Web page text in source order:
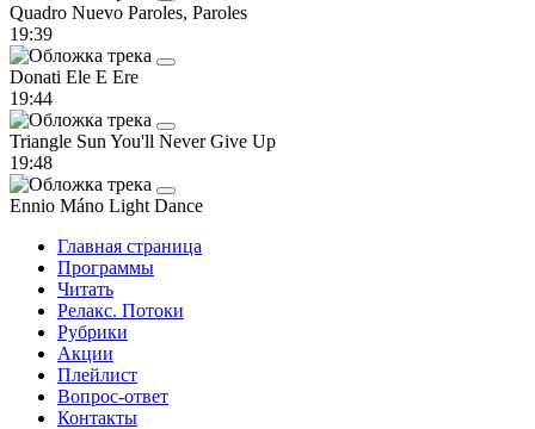
Quadro Nuevo Paroles, Paroles
19:39
Donati Ele E Ere
19:44
Triangle Sun You'll Never Give Up
19:48
Ennio Máno Light Dance
Главная страница
Программы
Читать
Релакс. Потоки
Рубрики
Акции
Плейлист
Вопрос-ответ
Контакты